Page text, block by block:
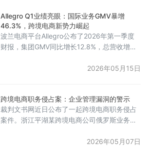
Allegro Q1业绩亮眼：国际业务GMV暴增
46.3%，跨境电商新势力崛起
波兰电商平台Allegro公布了2026年第一季度
财报，集团GMV同比增长12.8%，总营收增长
9.32亿兹罗提，均超出全年目标。波兰市场表
24.8%。国际业务扩张迅速，活跃买家突破
490万，GMV飙升46.3%，亏损大幅收窄，其
中捷克、斯洛伐克及匈牙利三大核心市场
2026年05月15日
跨境电商职务侵占案：企业管理漏洞的警示
裁判文书网近日公布了一起跨境电商职务侵占
案件。浙江平湖某跨境电商公司俄罗斯业务负
售公司库存，并通过套现店铺款项及骗取资
2026年05月07日